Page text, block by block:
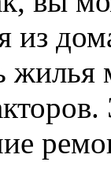
из
жилья